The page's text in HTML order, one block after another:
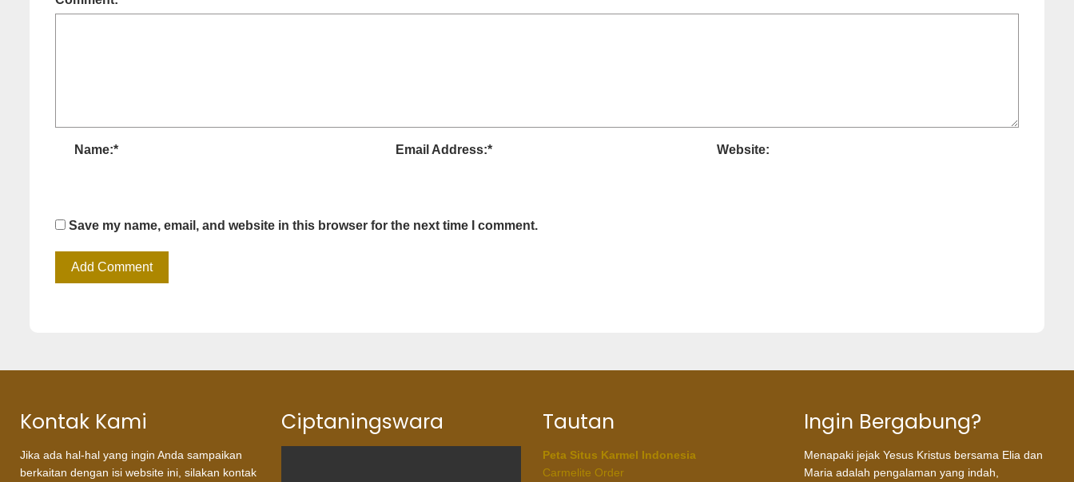
Name:* Email Address:* Website:
Save my name, email, and website in this browser for the next time I comment.
Kontak Kami
Jika ada hal-hal yang ingin Anda sampaikan
berkaitan dengan isi website ini, silakan kontak
Ciptaningswara Tautan
Peta Situs Karmel Indonesia
Carmelite Order
Ingin Bergabung?
Menapaki jejak Yesus Kristus bersama Elia dan
Maria adalah pengalaman yang indah,